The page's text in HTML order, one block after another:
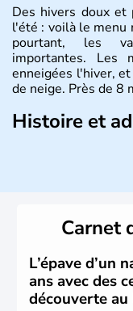
Des hivers doux et
l'été : voilà le menu
pourtant, les
importantes. Les
enneigées l'hiver,
de neige. Près de 8
Histoire et
L'Israël est un
vrai essorCarnet
L’épave d’un
ans avec des
découverte au